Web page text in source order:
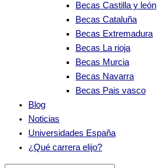
Becas Castilla y león
Becas Cataluña
Becas Extremadura
Becas La rioja
Becas Murcia
Becas Navarra
Becas Pais vasco
Blog
Noticias
Universidades España
¿Qué carrera elijo?